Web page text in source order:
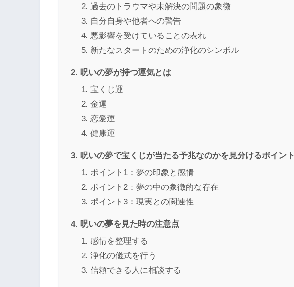
過去のトラウマや未解決の問題の象徴
自分自身や他者への警告
悪影響を受けていることの表れ
新たなスタートのための浄化のシンボル
呪いの夢が持つ運気とは
宝くじ運
金運
恋愛運
健康運
呪いの夢で宝くじが当たる予兆なのかを見分けるポイント
ポイント1：夢の印象と感情
ポイント2：夢の中の象徴的な存在
ポイント3：現実との関連性
呪いの夢を見た時の注意点
感情を整理する
浄化の儀式を行う
信頼できる人に相談する